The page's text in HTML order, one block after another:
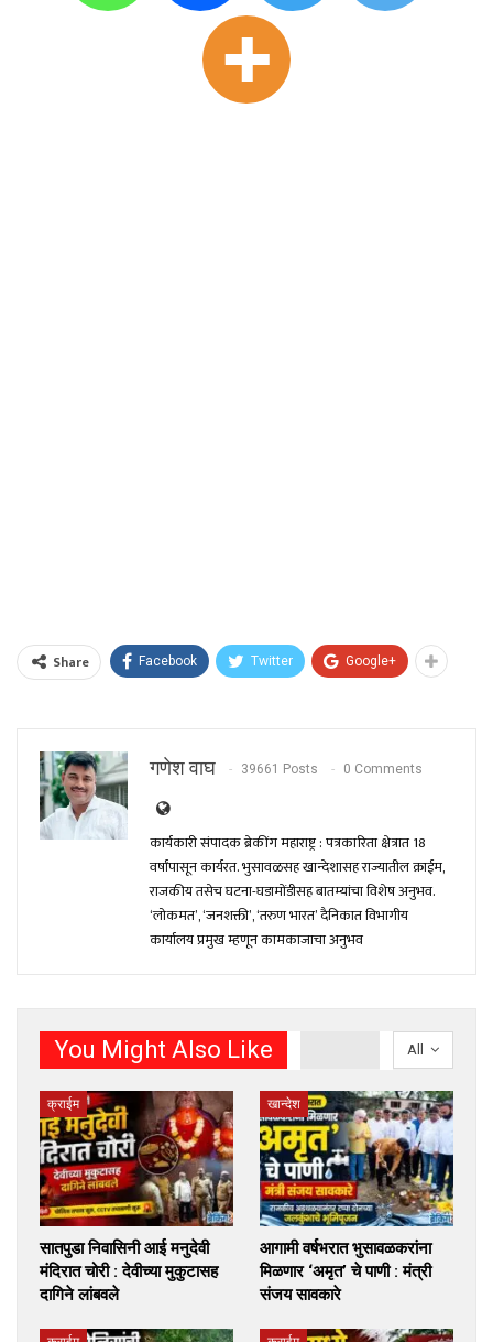
Share Facebook Twitter Google+
गणेश वाघ 39661 Posts 0 Comments
कार्यकारी संपादक ब्रेकींग महाराष्ट्र : पत्रकारिता क्षेत्रात 18
वर्षांपासून कार्यरत. भुसावळसह खान्देशासह राज्यातील क्राईम,
राजकीय तसेच घटना-घडामोंडीसह बातम्यांचा विशेष अनुभव.
‘लोकमत’, ‘जनशक्ती’, ‘तरुण भारत’ दैनिकात विभागीय
कार्यालय प्रमुख म्हणून कामकाजाचा अनुभव
All
You Might Also Like
क्राईम
सातपुडा निवासिनी आई मनुदेवी
मंदिरात चोरी : देवीच्या मुकुटासह
दागिने लांबवले
खान्देश
आगामी वर्षभरात भुसावळकरांना
मिळणार ‘अमृत’ चे पाणी : मंत्री
संजय सावकारे